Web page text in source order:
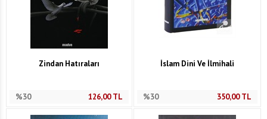
Zindan Hatıraları
%30 126,00TL
İslam Dini Ve İlmihali
%30 350,00TL